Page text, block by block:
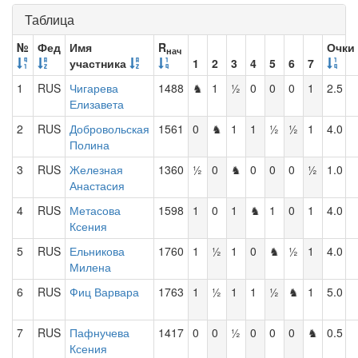
Таблица
№ Фед Имя
участника
Rнач
1 2 3 4 5 6 7
Очки
1 RUS Чигарева
Елизавета
1488 ♞ 1 ½ 0 0 0 1 2.5
2 RUS Добровольская
Полина
1561 0 ♞ 1 1 ½ ½ 1 4.0
3 RUS Железная
Анастасия
1360 ½ 0 ♞ 0 0 0 ½ 1.0
4 RUS Метасова
Ксения
1598 1 0 1 ♞ 1 0 1 4.0
5 RUS Ельникова
Милена
1760 1 ½ 1 0 ♞ ½ 1 4.0
6 RUS Фиц Варвара 1763 1 ½ 1 1 ½ ♞ 1 5.0
7 RUS Пафнучева
Ксения
1417 0 0 ½ 0 0 0 ♞ 0.5